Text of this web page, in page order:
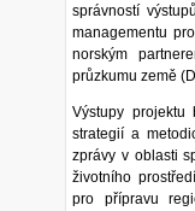
správností
managementu
norským
průzkumu země
Výstupy projektu
strategií a
zprávy v oblasti
životního
pro přípravu